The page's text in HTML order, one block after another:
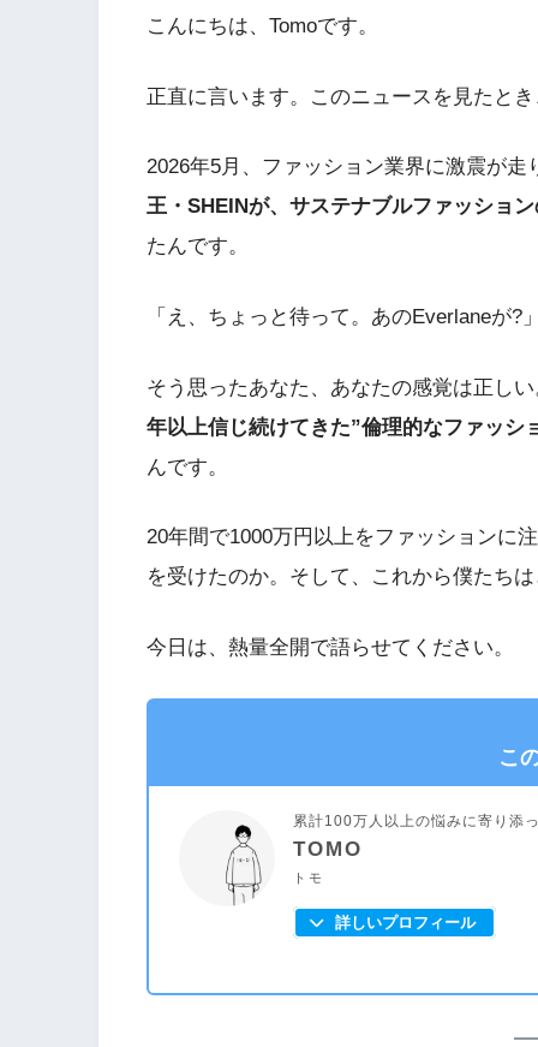
こんにちは、Tomoです。
正直に言います。このニュースを見たと
2026年5月、ファッション業界に激震が走
王・SHEINが、サステナブルファッショ
たんです。
「え、ちょっと待って。あのEverlaneが?
そう思ったあなた、あなたの感覚は正し
年以上信じ続けてきた”倫理的なファッシ
んです。
20年間で1000万円以上をファッションに
を受けたのか。そして、これから僕たち
今日は、熱量全開で語らせてください。
こ
累計100万人以上の悩みに寄り添
TOMO
トモ
詳しいプロフィール